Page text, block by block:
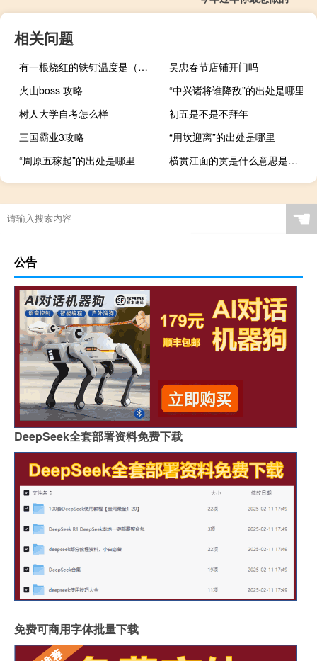
相关问题
有一根烧红的铁钉温度是（有一根烧红的铁钉温度是800）
吴忠春节店铺开门吗
火山boss 攻略
“中兴诸将谁降敌”的出处是哪里
树人大学自考怎么样
初五是不是不拜年
三国霸业3攻略
“用坎迎离”的出处是哪里
“周原五稼起”的出处是哪里
横贯江面的贯是什么意思是（横贯江面的贯的意思）
☚
公告
DeepSeek全套部署资料免费下载
免费可商用字体批量下载